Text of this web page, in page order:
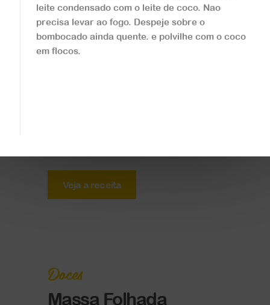
Veja a receita
Doces
Massa Folhada
leite condensado com o leite de coco. Nao
precisa levar ao fogo. Despeje sobre o
bombocado ainda quente. e polvilhe com o coco
em flocos.